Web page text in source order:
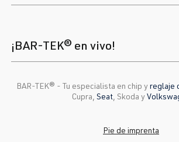
¡BAR-TEK® en vivo!
BAR-TEK®️ - Tu especialista en chip yreglaje
Cupra, Seat, Skoda y
Pie de imprenta